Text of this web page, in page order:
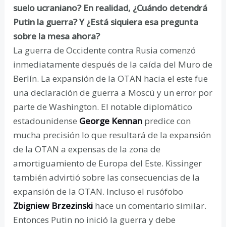
suelo ucraniano? En realidad, ¿Cuándo detendrá
Putin la guerra? Y ¿Está siquiera esa pregunta
sobre la mesa ahora?
La guerra de Occidente contra Rusia comenzó
inmediatamente después de la caída del Muro de
Berlín. La expansión de la OTAN hacia el este fue
una declaración de guerra a Moscú y un error por
parte de Washington. El notable diplomático
estadounidense George Kennan predice con
mucha precisión lo que resultará de la expansión
de la OTAN a expensas de la zona de
amortiguamiento de Europa del Este. Kissinger
también advirtió sobre las consecuencias de la
expansión de la OTAN. Incluso el rusófobo
Zbigniew Brzezinski hace un comentario similar.
Entonces Putin no inició la guerra y debe